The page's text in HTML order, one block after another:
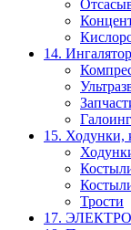
14.
15. Ходунки,
Трости
17.